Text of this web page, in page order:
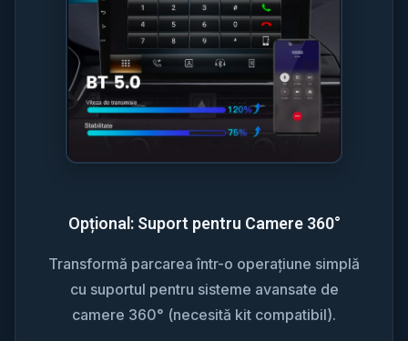
Opțional: Suport pentru Camere 360°
Transformă parcarea într-o operațiune simplă
cu suportul pentru sisteme avansate de
camere 360° (necesită kit compatibil).